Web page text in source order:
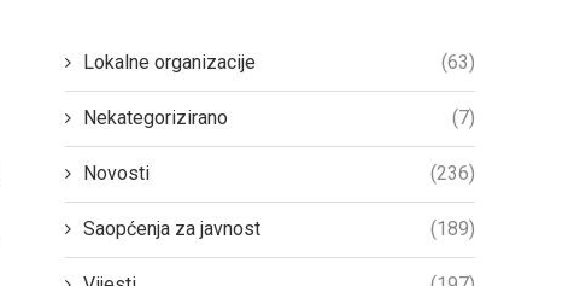
Lokalne organizacije (63)
Nekategorizirano (7)
Novosti (236)
Saopćenja za javnost (189)